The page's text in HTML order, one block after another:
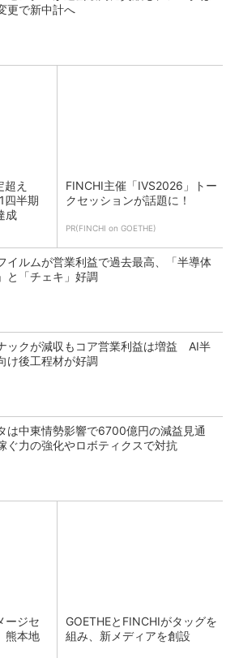
更で新中計へ
超え
四半期
成
FINCHI主催「IVS2026」トー
クセッションが話題に！
PR(FINCHI on GOETHE)
イルムが営業利益で過去最高、「半導体
と「チェキ」好調
ックが減収もコア営業利益は増益 AI半
け後工程材が好調
は中東情勢影響で6700億円の減益見通
ぐ力の強化やロボティクスで対抗
ージセ
熊本地
GOETHEとFINCHIがタッグを
組み、新メディアを創設